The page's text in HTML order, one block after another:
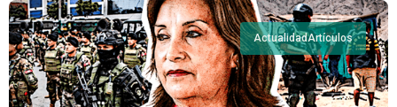
ActualidadArtículos